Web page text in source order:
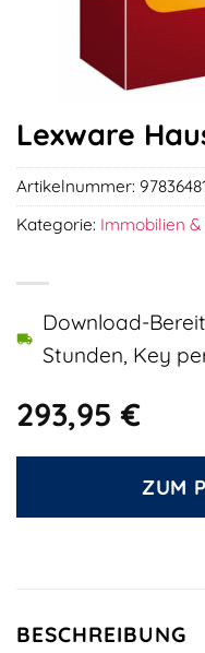
Lexware
293,95€
Download-
Stunden, Key
ZUM
Artikelnummer:
Kategorie: Immobilien
BESCHREIBUNG